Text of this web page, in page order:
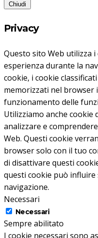
Chiudi
Privacy
Questo sito Web utilizza
esperienza durante la
cookie, i cookie
memorizzati nel browser
funzionamento delle
Utilizziamo anche cookie
analizzare e
Web. Questi cookie
browser solo con il tuo
di disattivare questi
questi cookie può influire
navigazione.
Necessari
Necessari
Sempre abilitato
I cookie necessari sono